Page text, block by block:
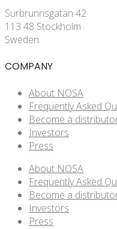
Surbrunnsgatan 42
113 48 Stockholm
Sweden
COMPANY
About NOSA
Frequently Asked
Become a
Investors
Press
About NOSA
Frequently Asked
Become a
Investors
Press